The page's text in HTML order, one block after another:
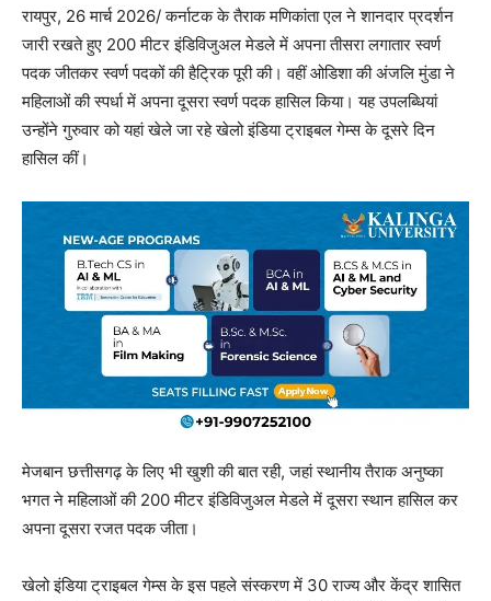
रायपुर, 26 मार्च 2026/ कर्नाटक के तैराक मणिकांता एल ने शानदार प्रदर्शन
जारी रखते हुए 200 मीटर इंडिविजुअल मेडले में अपना तीसरा लगातार स्वर्ण
पदक जीतकर स्वर्ण पदकों की हैट्रिक पूरी की। वहीं ओडिशा की अंजलि मुंडा ने
महिलाओं की स्पर्धा में अपना दूसरा स्वर्ण पदक हासिल किया। यह उपलब्धियां
उन्होंने गुरुवार को यहां खेले जा रहे खेलो इंडिया ट्राइबल गेम्स के दूसरे दिन
हासिल कीं।
मेजबान छत्तीसगढ़ के लिए भी खुशी की बात रही, जहां स्थानीय तैराक अनुष्का
भगत ने महिलाओं की 200 मीटर इंडिविजुअल मेडले में दूसरा स्थान हासिल कर
अपना दूसरा रजत पदक जीता।
खेलो इंडिया ट्राइबल गेम्स के इस पहले संस्करण में 30 राज्य और केंद्र शासित